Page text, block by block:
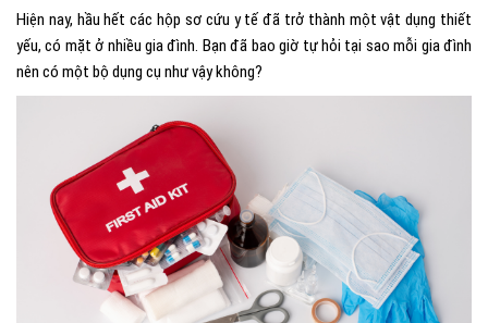
Hiện nay, hầu hết các hộp sơ cứu y tế đã trở thành một vật dụng thiết
yếu, có mặt ở nhiều gia đình. Bạn đã bao giờ tự hỏi tại sao mỗi gia đình
nên có một bộ dụng cụ như vậy không?